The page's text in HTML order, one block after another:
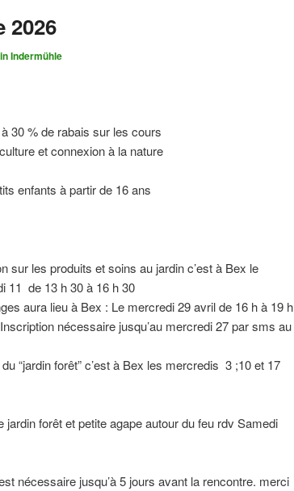
2026
Indermühle
30 % de rabais sur les cours
et connexion à la nature
enfants à partir de 16 ans
sur les produits et soins au jardin c’est à Bex le
11 de 13 h 30 à 16 h 30
aura lieu à Bex : Le mercredi 29 avril de 16 h à 19 h
nécessaire jusqu’au mercredi 27 par sms au
“jardin forêt” c’est à Bex les mercredis 3 ;10 et 17
forêt et petite agape autour du feu rdv Samedi
nécessaire jusqu’à 5 jours avant la rencontre. merci